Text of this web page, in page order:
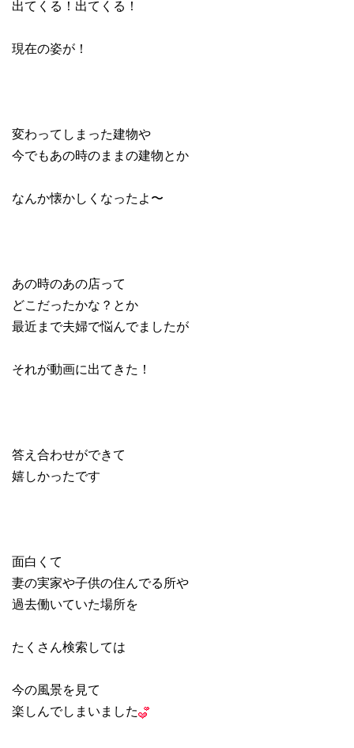
出てくる！出てくる！
現在の姿が！
変わってしまった建物や
今でもあの時のままの建物とか
なんか懐かしくなったよ〜
あの時のあの店って
どこだったかな？とか
最近まで夫婦で悩んでましたが
それが動画に出てきた！
答え合わせができて
嬉しかったです
面白くて
妻の実家や子供の住んでる所や
過去働いていた場所を
たくさん検索しては
今の風景を見て
楽しんでしまいました